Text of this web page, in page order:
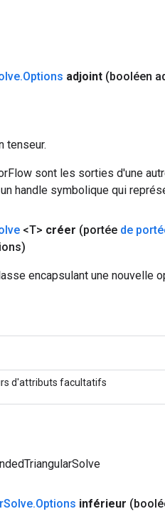
.Options adjoint (booléen
tenseur.
sont les sorties d'une
handle symbolique qui
<T> créer (portée de
encapsulant une nouvelle
d'attributs facultatifs
Solve.Options inférieur